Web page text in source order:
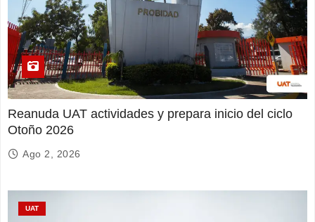
Reanuda UAT actividades y prepara inicio del ciclo
Otoño 2026
Ago 2, 2026
UAT